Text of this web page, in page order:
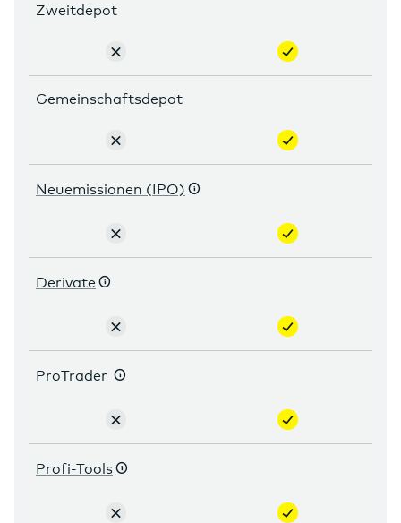
Zweitdepot
enthalten
Gemeinschaftsdepot
enthalten
Neuemissionen (IPO)
enthalten
Derivate
enthalten
ProTrader
enthalten
Profi-Tools
enthalten